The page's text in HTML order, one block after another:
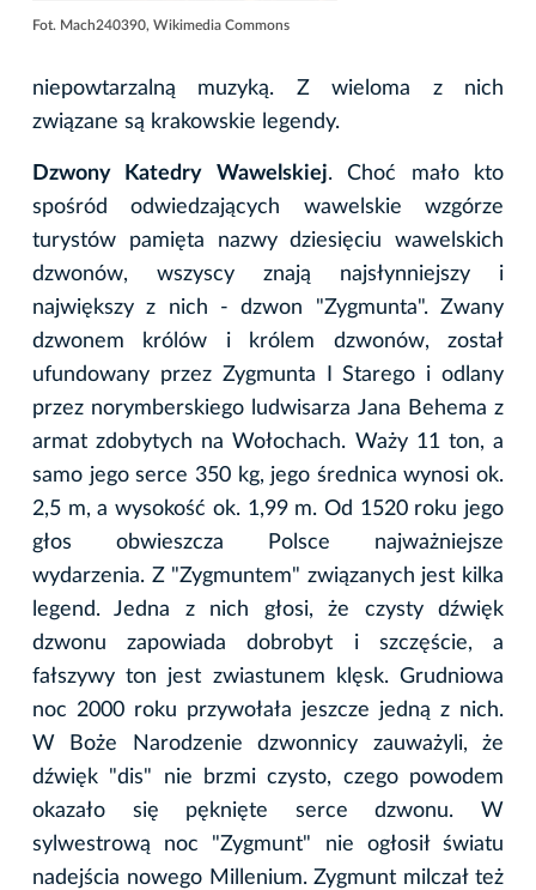
Fot. Mach240390, Wikimedia Commons
niepowtarzalną muzyką. Z wieloma z nich
związane są krakowskie legendy.
Dzwony Katedry Wawelskiej. Choć mało kto
spośród odwiedzających wawelskie wzgórze
turystów pamięta nazwy dziesięciu wawelskich
dzwonów, wszyscy znają najsłynniejszy i
największy z nich - dzwon "Zygmunta". Zwany
dzwonem królów i królem dzwonów, został
ufundowany przez Zygmunta I Starego i odlany
przez norymberskiego ludwisarza Jana Behema z
armat zdobytych na Wołochach. Waży 11 ton, a
samo jego serce 350 kg, jego średnica wynosi ok.
2,5 m, a wysokość ok. 1,99 m. Od 1520 roku jego
głos obwieszcza Polsce najważniejsze
wydarzenia. Z "Zygmuntem" związanych jest kilka
legend. Jedna z nich głosi, że czysty dźwięk
dzwonu zapowiada dobrobyt i szczęście, a
fałszywy ton jest zwiastunem klęsk. Grudniowa
noc 2000 roku przywołała jeszcze jedną z nich.
W Boże Narodzenie dzwonnicy zauważyli, że
dźwięk "dis" nie brzmi czysto, czego powodem
okazało się pęknięte serce dzwonu. W
sylwestrową noc "Zygmunt" nie ogłosił światu
nadejścia nowego Millenium. Zygmunt milczał też